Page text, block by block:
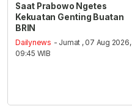
Saat Prabowo Ngetes
Kekuatan Genting Buatan
BRIN
Dailynews - Jumat , 07 Aug 2026,
09:45 WIB